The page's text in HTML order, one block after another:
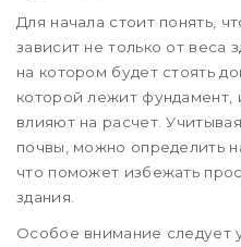
Для начала стоит понять,
зависит не только от веса
на котором будет стоять
которой лежит фундамент,
влияют на расчет.
почвы, можно определить
что поможет избежать
здания.
Особое внимание следует